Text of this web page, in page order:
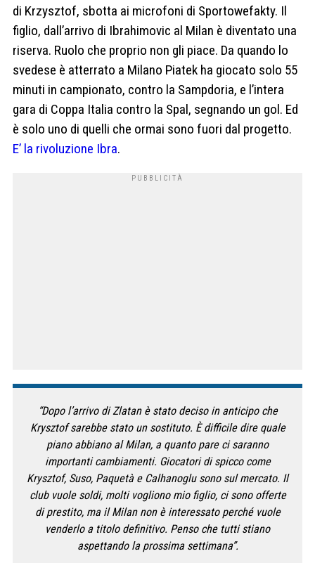
di Krzysztof, sbotta ai microfoni di Sportowefakty. Il
figlio, dall’arrivo di Ibrahimovic al Milan è diventato una
riserva. Ruolo che proprio non gli piace. Da quando lo
svedese è atterrato a Milano Piatek ha giocato solo 55
minuti in campionato, contro la Sampdoria, e l’intera
gara di Coppa Italia contro la Spal, segnando un gol. Ed
è solo uno di quelli che ormai sono fuori dal progetto.
E’ la rivoluzione Ibra.
“Dopo l’arrivo di Zlatan è stato deciso in anticipo che
Krysztof sarebbe stato un sostituto. È difficile dire quale
piano abbiano al Milan, a quanto pare ci saranno
importanti cambiamenti. Giocatori di spicco come
Krysztof, Suso, Paquetà e Calhanoglu sono sul mercato. Il
club vuole soldi, molti vogliono mio figlio, ci sono offerte
di prestito, ma il Milan non è interessato perché vuole
venderlo a titolo definitivo. Penso che tutti stiano
aspettando la prossima settimana”.